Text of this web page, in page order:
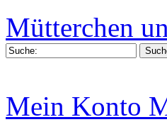
Mütterchen
Mein Konto